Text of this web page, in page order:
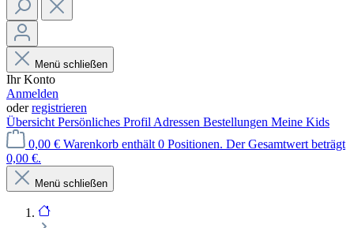
Menü schließen
Ihr Konto
Anmelden
oderregistrieren
Übersicht Persönliches Profil Adressen Bestellungen Meine Kids
0,00 € Warenkorb enthält 0 Positionen. Der Gesamtwert beträgt
0,00 €.
Menü schließen